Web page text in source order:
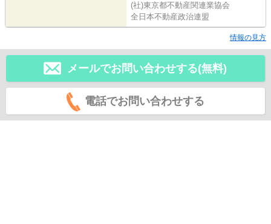
(社)東京都不動産関連業協会
全日本不動産政治連盟
情報の見方
メールでお問い合わせする(無料)
電話でお問い合わせする